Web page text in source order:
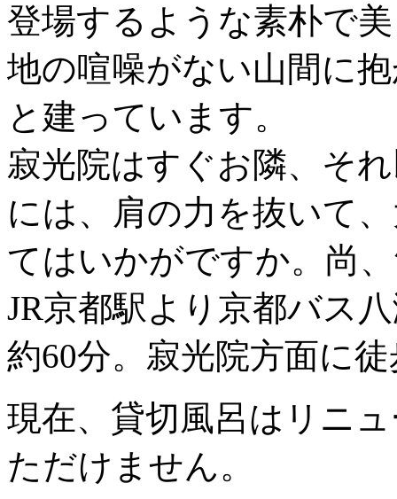
登場するような素朴で
地の喧噪がない山間に
と建っています。
寂光院はすぐお隣、そ
には、肩の力を抜いて
てはいかがですか。尚
JR京都駅より京都バス
約60分。寂光院方面に
現在、貸切風呂はリニ
ただけません。